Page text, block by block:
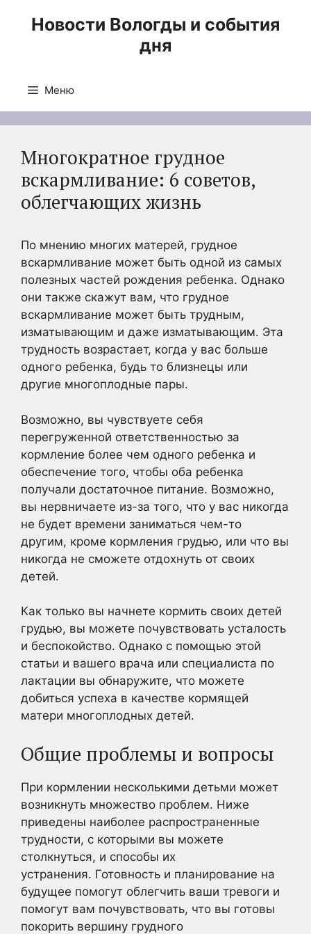
Новости Вологды и события
дня
Меню
Многократное грудное
вскармливание: 6 советов,
облегчающих жизнь
По мнению многих матерей, грудное
вскармливание может быть одной из самых
полезных частей рождения ребенка. Однако
они также скажут вам, что грудное
вскармливание может быть трудным,
изматывающим и даже изматывающим. Эта
трудность возрастает, когда у вас больше
одного ребенка, будь то близнецы или
другие многоплодные пары.
Возможно, вы чувствуете себя
перегруженной ответственностью за
кормление более чем одного ребенка и
обеспечение того, чтобы оба ребенка
получали достаточное питание. Возможно,
вы нервничаете из-за того, что у вас никогда
не будет времени заниматься чем-то
другим, кроме кормления грудью, или что вы
никогда не сможете отдохнуть от своих
детей.
Как только вы начнете кормить своих детей
грудью, вы можете почувствовать усталость
и беспокойство. Однако с помощью этой
статьи и вашего врача или специалиста по
лактации вы обнаружите, что можете
добиться успеха в качестве кормящей
матери многоплодных детей.
Общие проблемы и вопросы
При кормлении несколькими детьми может
возникнуть множество проблем. Ниже
приведены наиболее распространенные
трудности, с которыми вы можете
столкнуться, и способы их
устранения. Готовность и планирование на
будущее помогут облегчить ваши тревоги и
помогут вам почувствовать, что вы готовы
покорить вершину грудного